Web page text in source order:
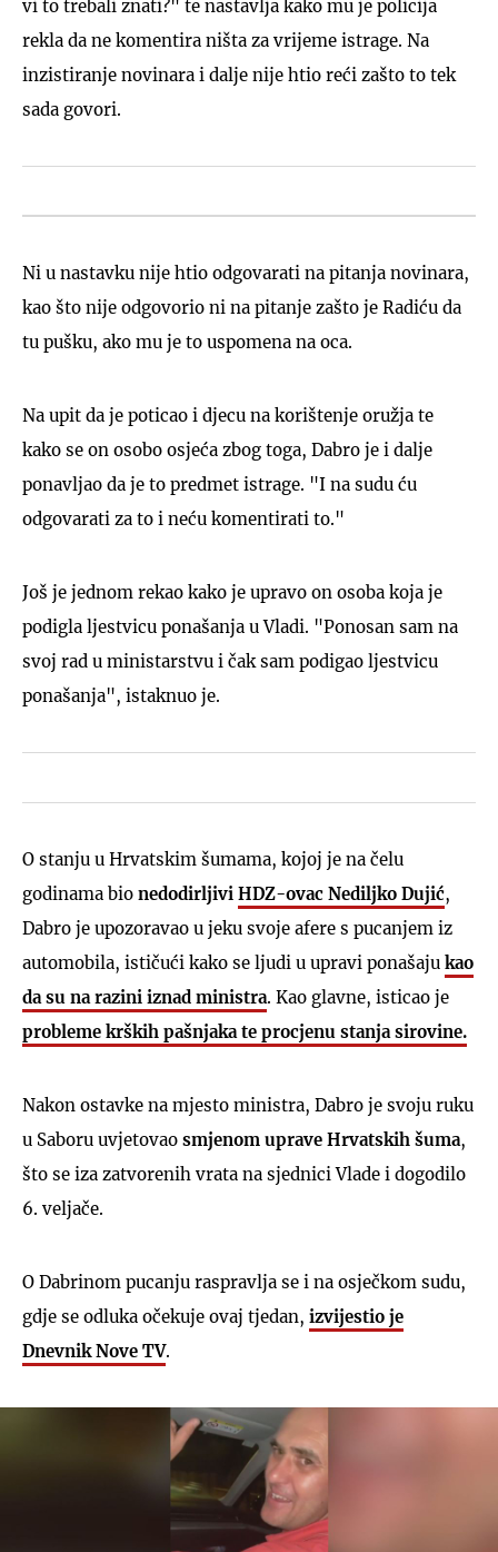
vi to trebali znati?" te nastavlja kako mu je policija
rekla da ne komentira ništa za vrijeme istrage. Na
inzistiranje novinara i dalje nije htio reći zašto to tek
sada govori.
Ni u nastavku nije htio odgovarati na pitanja novinara,
kao što nije odgovorio ni na pitanje zašto je Radiću da
tu pušku, ako mu je to uspomena na oca.
Na upit da je poticao i djecu na korištenje oružja te
kako se on osobo osjeća zbog toga, Dabro je i dalje
ponavljao da je to predmet istrage. "I na sudu ću
odgovarati za to i neću komentirati to."
Još je jednom rekao kako je upravo on osoba koja je
podigla ljestvicu ponašanja u Vladi. "Ponosan sam na
svoj rad u ministarstvu i čak sam podigao ljestvicu
ponašanja", istaknuo je.
O stanju u Hrvatskim šumama, kojoj je na čelu
godinama bio nedodirljivi HDZ-ovac Nediljko Dujić,
Dabro je upozoravao u jeku svoje afere s pucanjem iz
automobila, ističući kako se ljudi u upravi ponašaju kao
da su na razini iznad ministra. Kao glavne, isticao je
probleme krških pašnjaka te procjenu stanja sirovine.
Nakon ostavke na mjesto ministra, Dabro je svoju ruku
u Saboru uvjetovao smjenom uprave Hrvatskih šuma,
što se iza zatvorenih vrata na sjednici Vlade i dogodilo
6. veljače.
O Dabrinom pucanju raspravlja se i na osječkom sudu,
gdje se odluka očekuje ovaj tjedan, izvijestio je
Dnevnik Nove TV.